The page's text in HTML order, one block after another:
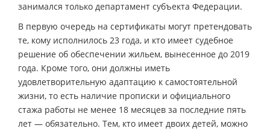
занимался только департамент субъекта Федерации.
В первую очередь на сертификаты могут претендовать
те, кому исполнилось 23 года, и кто имеет судебное
решение об обеспечении жильем, вынесенное до 2019
года. Кроме того, они должны иметь
удовлетворительную адаптацию к самостоятельной
жизни, то есть наличие прописки и официального
стажа работы не менее 18 месяцев за последние пять
лет — обязательно. Тем, кто имеет двоих детей, можно